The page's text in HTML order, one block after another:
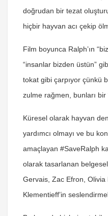
doğrudan bir tezat
hiçbir hayvan acı çekip
Film boyunca Ralph’ın
“insanlar bizden üstün”
tokat gibi çarpıyor çünkü
zulme rağmen, bunları bir
Küresel olarak hayvan
yardımcı olmayı ve bu
amaçlayan #SaveRalph
olarak tasarlanan
Gervais, Zac Efron,
Klementieff’in